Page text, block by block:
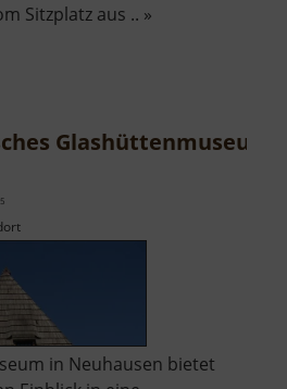
Sitzplatz aus .. »
Glashüttenmuseum
in Neuhausen bietet